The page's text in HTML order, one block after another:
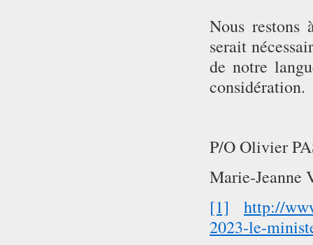
Nous restons
serait
de notre
considération.
P/O Olivier
Marie-Jeanne
[1]
http://
2023-le-